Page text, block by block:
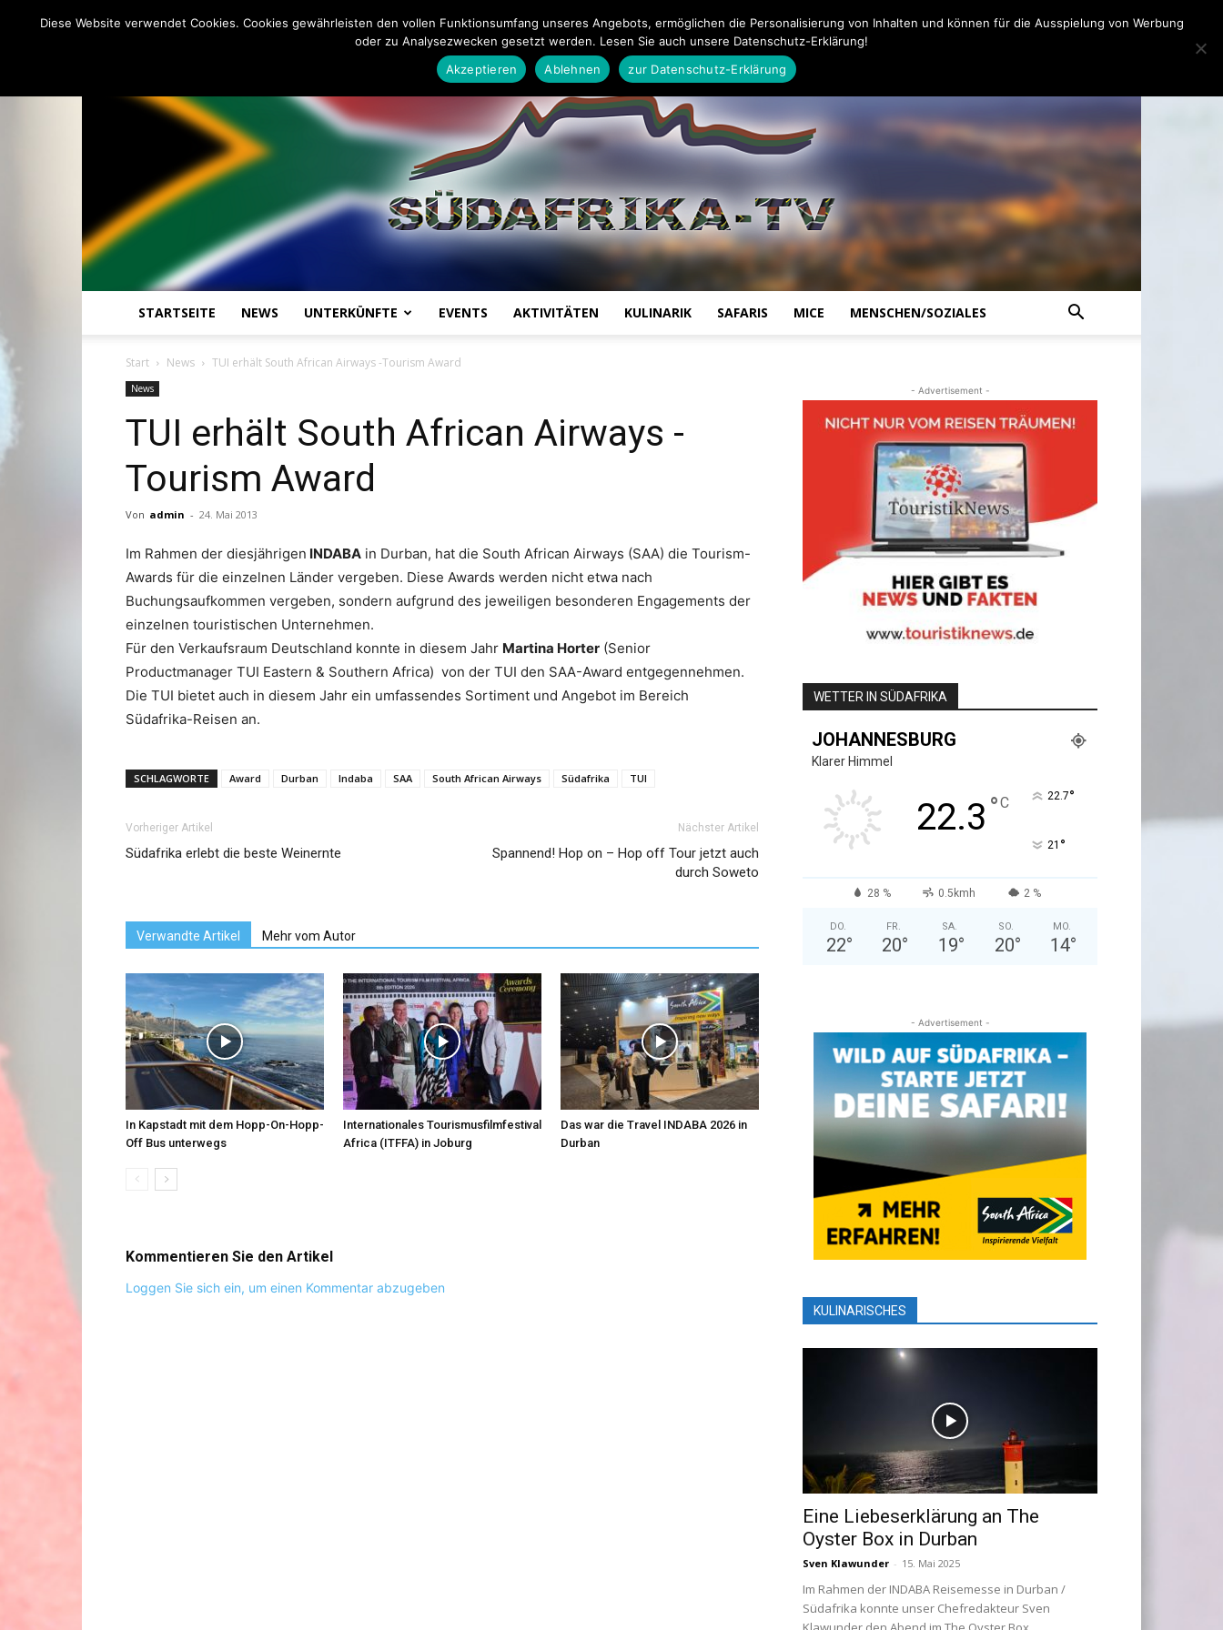
STARTSEITE NEWS UNTERKÜNFTE EVENTS AKTIVITÄTEN KULINARIK SAFARIS MICE MENSCHEN/SOZIALES
Start News TUI erhält South African Airways -Tourism Award
News
TUI erhält South African Airways -
Tourism Award
Von admin - 24. Mai 2013
Im Rahmen der diesjährigen INDABA in Durban, hat die South African Airways (SAA) die Tourism-
Awards für die einzelnen Länder vergeben. Diese Awards werden nicht etwa nach
Buchungsaufkommen vergeben, sondern aufgrund des jeweiligen besonderen Engagements der
einzelnen touristischen Unternehmen.
Für den Verkaufsraum Deutschland konnte in diesem Jahr Martina Horter (Senior
Productmanager TUI Eastern & Southern Africa) von der TUI den SAA-Award entgegennehmen.
Die TUI bietet auch in diesem Jahr ein umfassendes Sortiment und Angebot im Bereich
Südafrika-Reisen an.
SCHLAGWORTE Award Durban Indaba SAA South African Airways Südafrika TUI
Vorheriger Artikel
Südafrika erlebt die beste Weinernte
Nächster Artikel
Spannend! Hop on – Hop off Tour jetzt auch
durch Soweto
Verwandte Artikel Mehr vom Autor
In Kapstadt mit dem Hopp-On-Hopp-
Off Bus unterwegs
Internationales Tourismusfilmfestival
Africa (ITFFA) in Joburg
Das war die Travel INDABA 2026 in
Durban
Kommentieren Sie den Artikel
Loggen Sie sich ein, um einen Kommentar abzugeben
- Advertisement -
WETTER IN SÜDAFRIKA
JOHANNESBURG
Klarer Himmel
22.3 °C 22.7°
21 °
28 % 0.5kmh 2 %
DO.
22°
FR.
20°
SA.
19°
SO.
20°
MO.
14°
- Advertisement -
KULINARISCHES
Eine Liebeserklärung an The
Oyster Box in Durban
Sven Klawunder - 15. Mai 2025
Im Rahmen der INDABA Reisemesse in Durban /
Südafrika konnte unser Chefredakteur Sven
Diese Website verwendet Cookies. Cookies gewährleisten den vollen Funktionsumfang unseres Angebots, ermöglichen die Personalisierung von Inhalten und können für die Ausspielung von Werbung
oder zu Analysezwecken gesetzt werden. Lesen Sie auch unsere Datenschutz-Erklärung!
Akzeptieren
Ablehnen zur Datenschutz-Erklärung